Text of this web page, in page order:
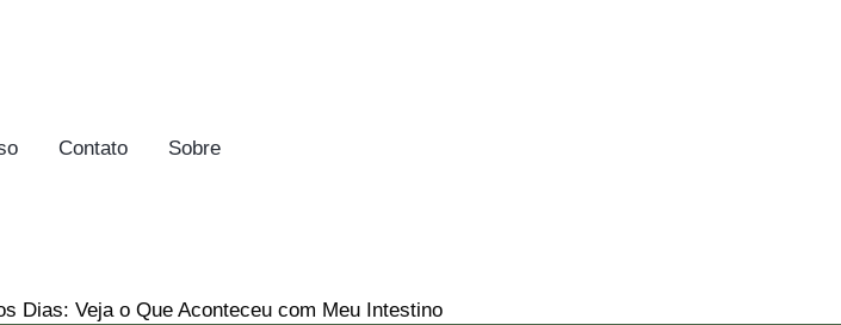
Contato Sobre
Dias: Veja o Que Aconteceu com Meu Intestino